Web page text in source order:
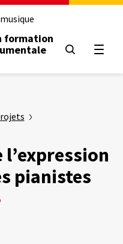
formation
l’expression
pianistes